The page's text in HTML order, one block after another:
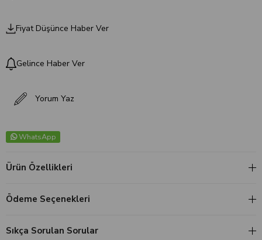
Fiyat Düşünce Haber Ver
Gelince Haber Ver
Yorum Yaz
WhatsApp
Ürün Özellikleri
Ödeme Seçenekleri
Sıkça Sorulan Sorular